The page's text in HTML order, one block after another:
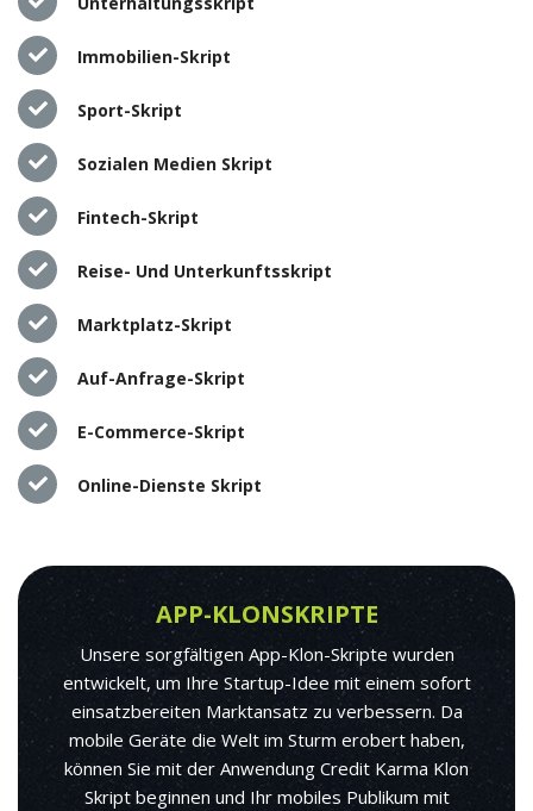
Immobilien-Skript
Sport-Skript
Sozialen Medien Skript
Fintech-Skript
Reise- Und Unterkunftsskript
Marktplatz-Skript
Auf-Anfrage-Skript
E-Commerce-Skript
Online-Dienste Skript
APP-KLONSKRIPTE
Unsere sorgfältigen App-Klon-Skripte wurden
entwickelt, um Ihre Startup-Idee mit einem sofort
einsatzbereiten Marktansatz zu verbessern. Da
mobile Geräte die Welt im Sturm erobert haben,
können Sie mit der Anwendung Credit Karma Klon
Skript beginnen und Ihr mobiles Publikum mit